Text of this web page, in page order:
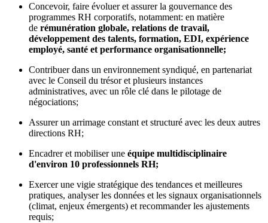
Concevoir, faire évoluer et assurer la gouvernance des
programmes RH corporatifs, notamment: en matière
de rémunération globale, relations de travail,
développement des talents, formation, EDI, expérience
employé, santé et performance organisationnelle;
Contribuer dans un environnement syndiqué, en partenariat
avec le Conseil du trésor et plusieurs instances
administratives, avec un rôle clé dans le pilotage de
négociations;
Assurer un arrimage constant et structuré avec les deux autres
directions RH;
Encadrer et mobiliser une équipe multidisciplinaire
d'environ 10 professionnels RH;
Exercer une vigie stratégique des tendances et meilleures
pratiques, analyser les données et les signaux organisationnels
(climat, enjeux émergents) et recommander les ajustements
requis;